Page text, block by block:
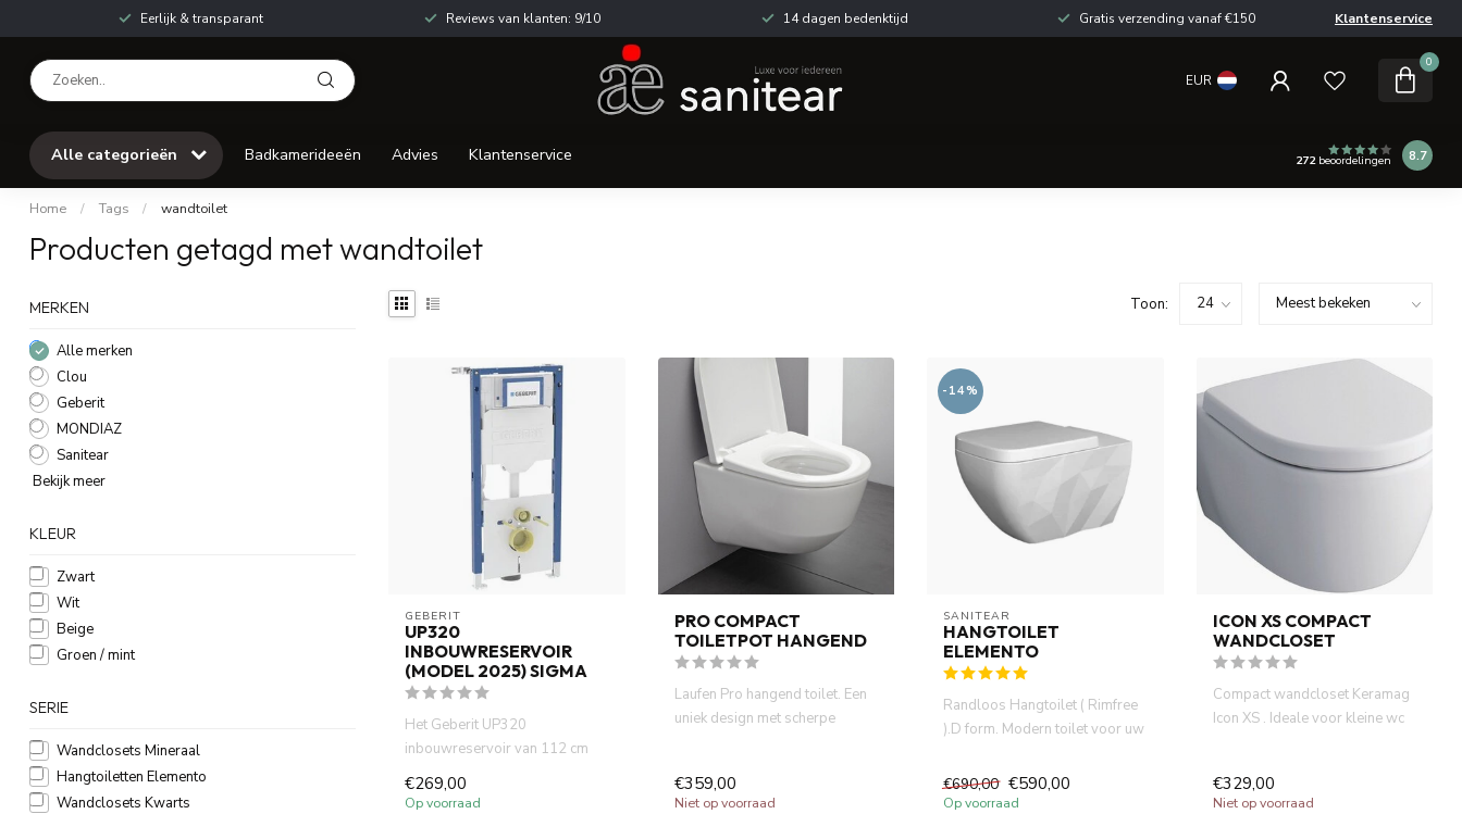
Eerlijk & transparant Reviews van klanten: 9/10 14 dagen bedenktijd Gratis verzending vanaf €150 Klantenservice
EUR
0
Alle categorieën Badkamerideeën Advies Klantenservice 272beoordelingen 8.7
Home / Tags / wandtoilet
Producten getagd met wandtoilet
MERKEN
Alle merken
Clou
Geberit
MONDIAZ
Sanitear
Bekijk meer
KLEUR
Zwart
Wit
Beige
Groen / mint
SERIE
Wandclosets Mineraal
Hangtoiletten Elemento
Wandclosets Kwarts
Toon:
GEBERIT
UP320
INBOUWRESERVOIR
(MODEL 2025) SIGMA
Het Geberit UP320
inbouwreservoir van 112 cm
standaard voo...
€269,00
Op voorraad
PRO COMPACT
TOILETPOT HANGEND
Laufen Pro hangend toilet. Een
uniek design met scherpe
€359,00
Niet op voorraad
-14%
SANITEAR
HANGTOILET
ELEMENTO
Randloos Hangtoilet ( Rimfree
).D form. Modern toilet voor uw
€690,00 €590,00
Op voorraad
ICON XS COMPACT
WANDCLOSET
Compact wandcloset Keramag
Icon XS . Ideale voor kleine wc
€329,00
Niet op voorraad